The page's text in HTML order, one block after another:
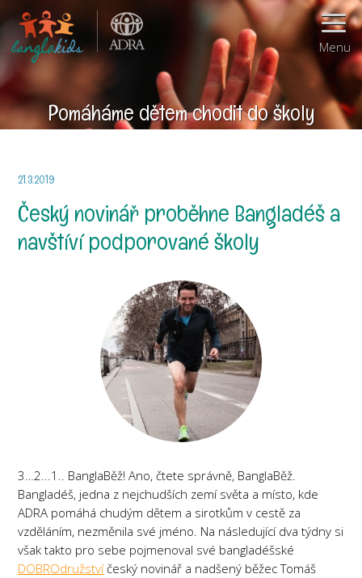
Menu
Pomáháme dětem chodit do školy
21.3.2019
Český novinář proběhne Bangladéš a
navštíví podporované školy
3…2...1.. BanglaBěž! Ano, čtete správně, BanglaBěž.
Bangladéš, jedna z nejchudších zemí světa a místo, kde
ADRA pomáhá chudým dětem a sirotkům v cestě za
vzděláním, nezměnila své jméno. Na následující dva týdny si
však takto pro sebe pojmenoval své bangladéšské
DOBROdružstvíčeský novinář a nadšený běžec Tomáš